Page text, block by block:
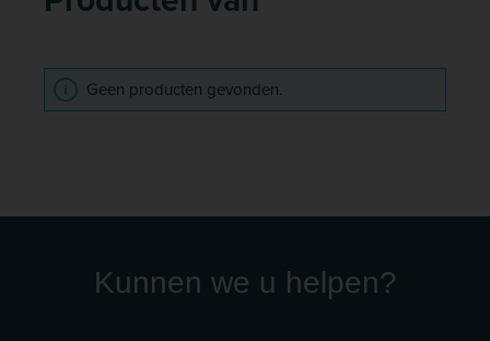
Geen producten gevonden.
Kunnen we u helpen?